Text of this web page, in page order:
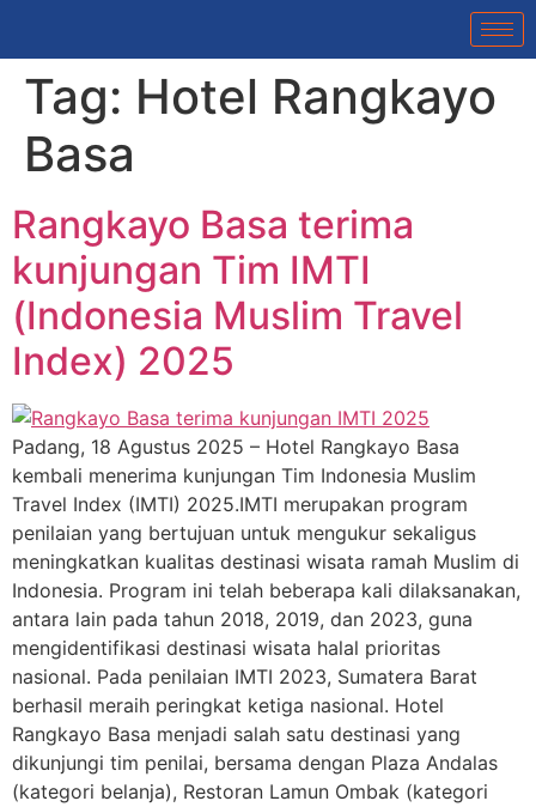
Tag: Hotel Rangkayo
Basa
Rangkayo Basa terima
kunjungan Tim IMTI
(Indonesia Muslim Travel
Index) 2025
Padang, 18 Agustus 2025 – Hotel Rangkayo Basa
kembali menerima kunjungan Tim Indonesia Muslim
Travel Index (IMTI) 2025.IMTI merupakan program
penilaian yang bertujuan untuk mengukur sekaligus
meningkatkan kualitas destinasi wisata ramah Muslim di
Indonesia. Program ini telah beberapa kali dilaksanakan,
antara lain pada tahun 2018, 2019, dan 2023, guna
mengidentifikasi destinasi wisata halal prioritas
nasional. Pada penilaian IMTI 2023, Sumatera Barat
berhasil meraih peringkat ketiga nasional. Hotel
Rangkayo Basa menjadi salah satu destinasi yang
dikunjungi tim penilai, bersama dengan Plaza Andalas
(kategori belanja), Restoran Lamun Ombak (kategori